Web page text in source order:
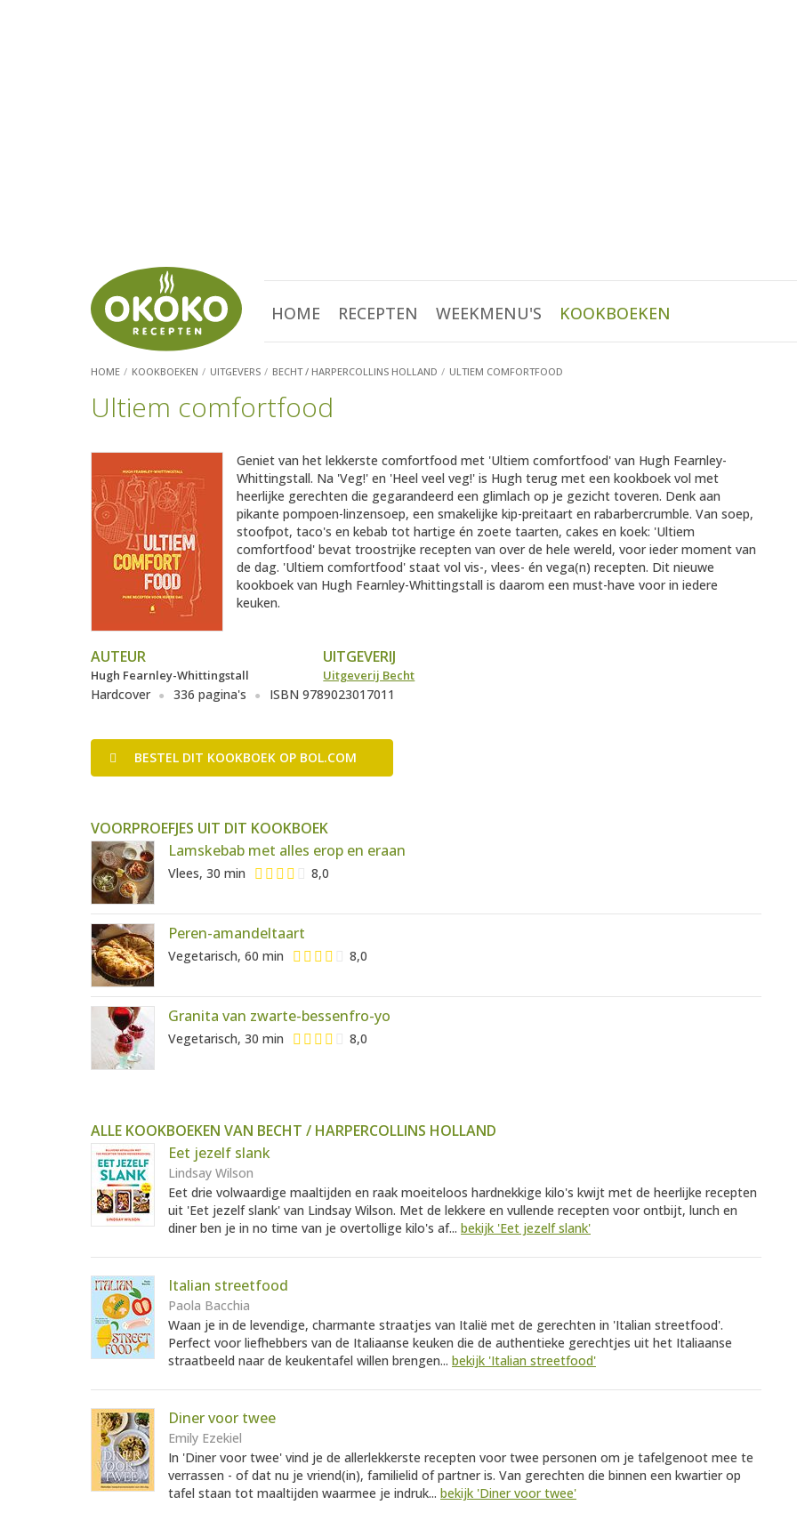
HOME RECEPTEN WEEKMENU'S KOOKBOEKEN
HOME KOOKBOEKEN UITGEVERS BECHT / HARPERCOLLINS HOLLAND ULTIEM COMFORTFOOD
Ultiem comfortfood
Geniet van het lekkerste comfortfood met 'Ultiem comfortfood' van Hugh Fearnley-
Whittingstall. Na 'Veg!' en 'Heel veel veg!' is Hugh terug met een kookboek vol met
heerlijke gerechten die gegarandeerd een glimlach op je gezicht toveren. Denk aan
pikante pompoen-linzensoep, een smakelijke kip-preitaart en rabarbercrumble. Van soep,
stoofpot, taco's en kebab tot hartige én zoete taarten, cakes en koek: 'Ultiem
comfortfood' bevat troostrijke recepten van over de hele wereld, voor ieder moment van
de dag. 'Ultiem comfortfood' staat vol vis-, vlees- én vega(n) recepten. Dit nieuwe
kookboek van Hugh Fearnley-Whittingstall is daarom een must-have voor in iedere
keuken.
AUTEUR
Hugh Fearnley-Whittingstall
UITGEVERIJ
Uitgeverij Becht
Hardcover 336 pagina's ISBN 9789023017011
BESTEL DIT KOOKBOEK OP BOL.COM
VOORPROEFJES UIT DIT KOOKBOEK
Lamskebab met alles erop en eraan
Vlees, 30 min 8,0
Peren-amandeltaart
Vegetarisch, 60 min 8,0
Granita van zwarte-bessenfro-yo
Vegetarisch, 30 min 8,0
ALLE KOOKBOEKEN VAN BECHT / HARPERCOLLINS HOLLAND
Eet jezelf slank
Lindsay Wilson
Eet drie volwaardige maaltijden en raak moeiteloos hardnekkige kilo's kwijt met de heerlijke recepten
uit 'Eet jezelf slank' van Lindsay Wilson. Met de lekkere en vullende recepten voor ontbijt, lunch en
diner ben je in no time van je overtollige kilo's af... bekijk 'Eet jezelf slank'
Italian streetfood
Paola Bacchia
Waan je in de levendige, charmante straatjes van Italië met de gerechten in 'Italian streetfood'.
Perfect voor liefhebbers van de Italiaanse keuken die de authentieke gerechtjes uit het Italiaanse
straatbeeld naar de keukentafel willen brengen... bekijk 'Italian streetfood'
Diner voor twee
Emily Ezekiel
In 'Diner voor twee' vind je de allerlekkerste recepten voor twee personen om je tafelgenoot mee te
verrassen - of dat nu je vriend(in), familielid of partner is. Van gerechten die binnen een kwartier op
tafel staan tot maaltijden waarmee je indruk... bekijk 'Diner voor twee'